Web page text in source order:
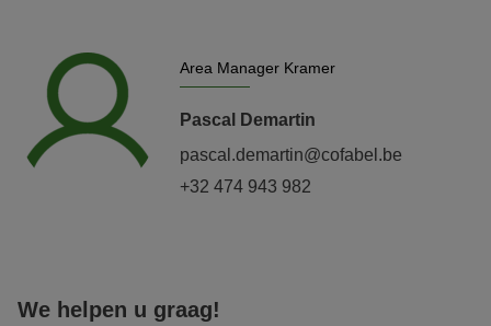
Area Manager Kramer
Pascal Demartin
pascal.demartin@cofabel.be
+32 474 943 982
We helpen u graag!